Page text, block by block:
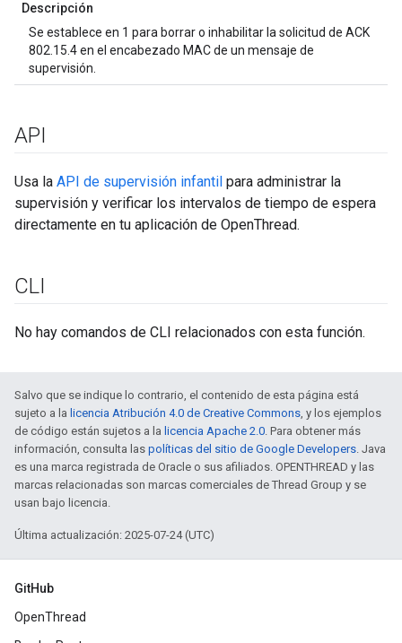
Descripción
Se establece en 1 para borrar o inhabilitar la solicitud de ACK
802.15.4 en el encabezado MAC de un mensaje de
supervisión.
API
Usa la API de supervisión infantil para administrar la
supervisión y verificar los intervalos de tiempo de espera
directamente en tu aplicación de OpenThread.
CLI
No hay comandos de CLI relacionados con esta función.
Salvo que se indique lo contrario, el contenido de esta página está
sujeto a la licencia Atribución 4.0 de Creative Commons, y los ejemplos
de código están sujetos a la licencia Apache 2.0. Para obtener más
información, consulta las políticas del sitio de Google Developers. Java
es una marca registrada de Oracle o sus afiliados. OPENTHREAD y las
marcas relacionadas son marcas comerciales de Thread Group y se
usan bajo licencia.
Última actualización: 2025-07-24 (UTC)
GitHub
OpenThread